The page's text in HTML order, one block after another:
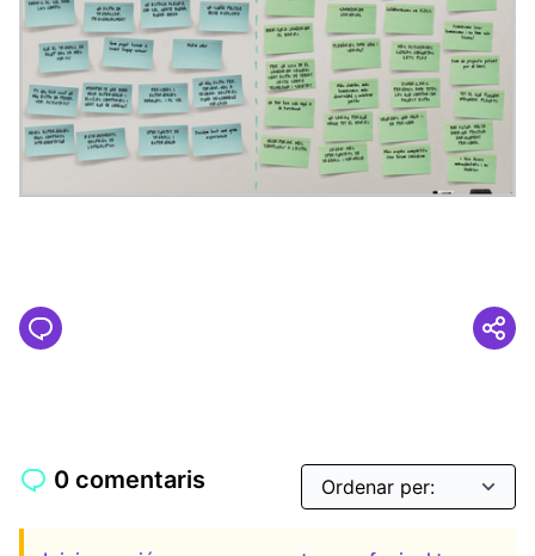
0 comentaris